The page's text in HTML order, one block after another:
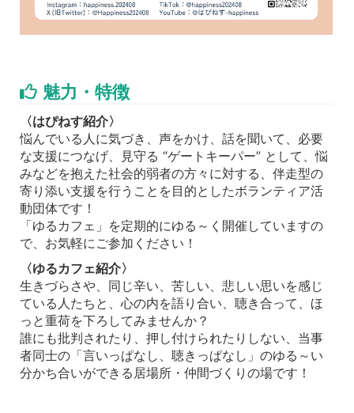
魅力・特徴
〈はぴねす紹介〉
悩んでいる人に気づき、声をかけ、話を聞いて、必要
な支援につなげ、見守る “ゲートキーパー” として、悩
みなどを抱えた社会的弱者の方々に対する、伴走型の
寄り添い支援を行うことを目的としたボランティア活
動団体です！
「ゆるカフェ」を定期的にゆる～く開催していますの
で、お気軽にご参加ください！
〈ゆるカフェ紹介〉
生きづらさや、同じ辛い、苦しい、悲しい思いを感じ
ている人たちと、心の内を語り合い、聴き合って、ほ
っと重荷を下ろしてみませんか？
誰にも批判されたり、押し付けられたりしない、当事
者同士の「言いっぱなし、聴きっぱなし」のゆる～い
分かち合いができる居場所・仲間づくりの場です！